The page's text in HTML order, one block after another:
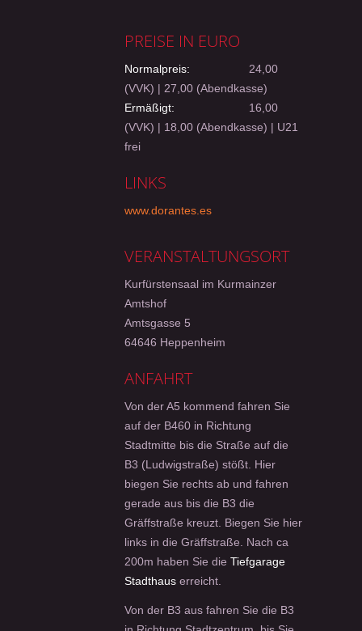
PREISE IN EURO
Normalpreis:
24,00
(VVK) | 27,00 (Abendkasse)
Ermäßigt:
16,00
(VVK) | 18,00 (Abendkasse) | U21
frei
LINKS
www.dorantes.es
VERANSTALTUNGSORT
Kurfürstensaal im Kurmainzer
Amtshof
Amtsgasse 5
64646 Heppenheim
ANFAHRT
Von der A5 kommend fahren Sie
auf der B460 in Richtung
Stadtmitte bis die Straße auf die
B3 (Ludwigstraße) stößt. Hier
biegen Sie rechts ab und fahren
gerade aus bis die B3 die
Gräffstraße kreuzt. Biegen Sie hier
links in die Gräffstraße. Nach ca
200m haben Sie die Tiefgarage
Stadthaus erreicht.
Von der B3 aus fahren Sie die B3